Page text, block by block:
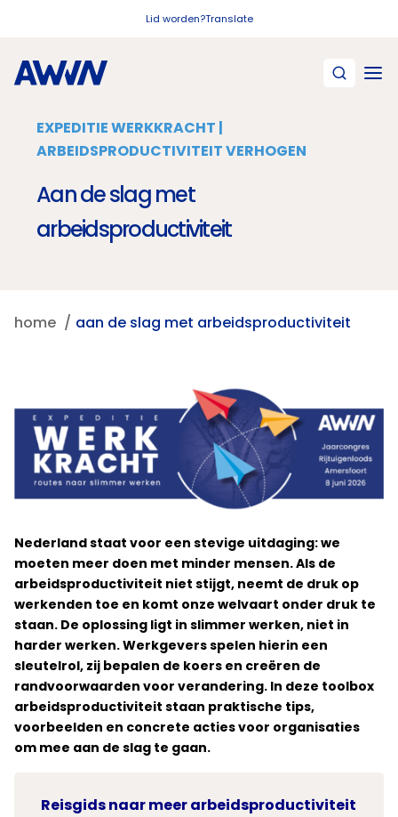
Lid worden?Translate
EXPEDITIE WERKKRACHT |
ARBEIDSPRODUCTIVITEIT VERHOGEN
Aan de slag met
arbeidsproductiviteit
home aan de slag met arbeidsproductiviteit
Nederland staat voor een stevige uitdaging: we
moeten meer doen met minder mensen. Als de
arbeidsproductiviteit niet stijgt, neemt de druk op
werkenden toe en komt onze welvaart onder druk te
staan. De oplossing ligt in slimmer werken, niet in
harder werken. Werkgevers spelen hierin een
sleutelrol, zij bepalen de koers en creëren de
randvoorwaarden voor verandering. In deze toolbox
arbeidsproductiviteit staan praktische tips,
voorbeelden en concrete acties voor organisaties
om mee aan de slag te gaan.
Reisgids naar meer arbeidsproductiviteit